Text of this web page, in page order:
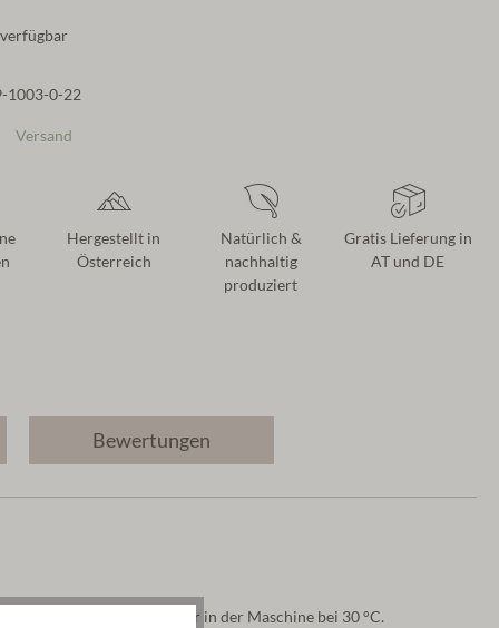
1003-0-22
Versand
Hergestellt in
Österreich
Natürlich &
nachhaltig
produziert
Gratis Lieferung in
AT und DE
Bewertungen
Schurwolle. Waschbar in der Maschine bei 30 °C.